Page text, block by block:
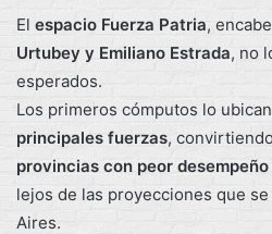
El espacio Fuerza Patria,
Urtubey y Emiliano Estrada, no
esperados.
Los primeros cómputos lo ubican
principales fuerzas,
provincias con peor
lejos de las proyecciones que
Aires.